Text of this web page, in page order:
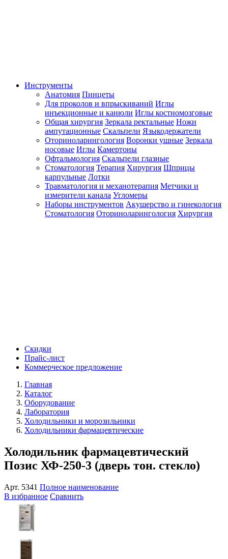
Инструменты
Анатомия Пинцеты
Для проколов и впрыскиваний Иглы
инъекционные и канюли Иглы костномозговые
Общая хирургия Зеркала ректальные Ножи
ампутационные Скальпели Языкодержатели
Оториноларингология Воронки ушные Зеркала
носовые Иглы Камертоны
Офтальмология Скальпели глазные
Стоматология Терапия Хирургия Шприцы
карпульные Лотки
Травматология и механотерапия Метчики и
измерители канала Угломеры
Наборы инструментов Акушерство и гинекология
Стоматология Оториноларингология Хирургия
Скидки
Прайс-лист
Коммерческое предложение
Главная
Каталог
Оборудование
Лаборатория
Холодильники и морозильники
Холодильники фармацевтические
Холодильник фармацевтический
Позис ХФ-250-3 (дверь тон. стекло)
Арт. 5341 Полное наименование
В избранное Сравнить